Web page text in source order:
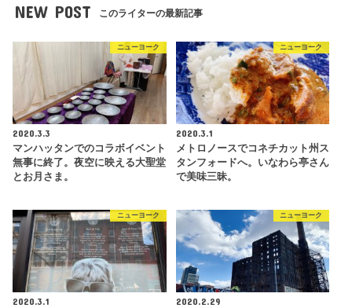
NEW POST このライターの最新記事
ニューヨーク
2020.3.3
マンハッタンでのコラボイベント
無事に終了。夜空に映える大聖堂
とお月さま。
ニューヨーク
2020.3.1
メトロノースでコネチカット州ス
タンフォードへ。いなわら亭さん
で美味三昧。
ニューヨーク
2020.3.1
ニューヨーク
2020.2.29